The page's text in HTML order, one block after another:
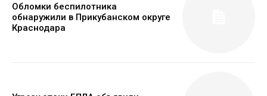
Обломки беспилотника
обнаружили в Прикубанском округе
Краснодара